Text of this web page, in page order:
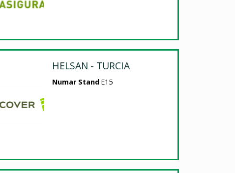
HELSAN - TURCIA
Numar Stand E15